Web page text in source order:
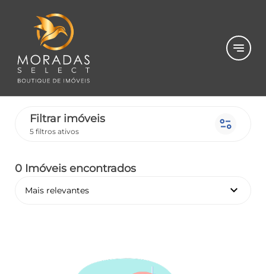
notes
Filtrar imóveis
5 filtros ativos page_info
0 Imóveis encontrados
Mais relevantes keyboard_arrow_down